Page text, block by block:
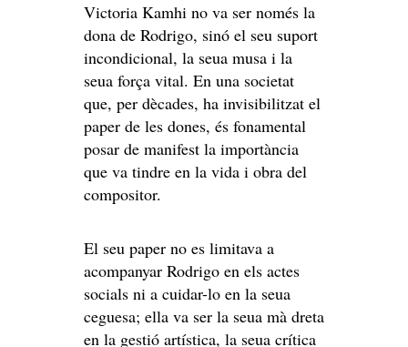
Victoria Kamhi no va ser només la
dona de Rodrigo, sinó el seu suport
incondicional, la seua musa i la
seua força vital. En una societat
que, per dècades, ha invisibilitzat el
paper de les dones, és fonamental
posar de manifest la importància
que va tindre en la vida i obra del
compositor.
El seu paper no es limitava a
acompanyar Rodrigo en els actes
socials ni a cuidar-lo en la seua
ceguesa; ella va ser la seua mà dreta
en la gestió artística, la seua crítica